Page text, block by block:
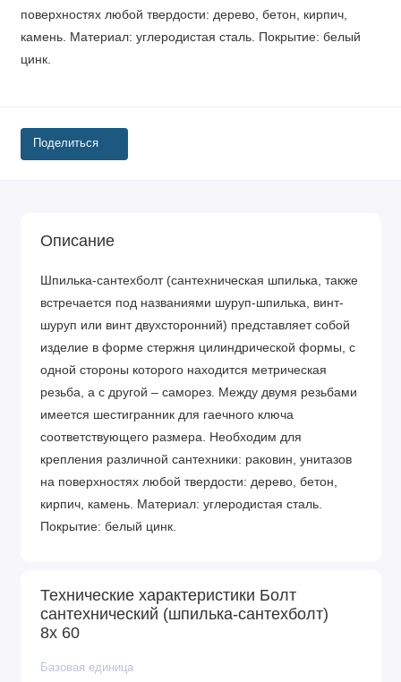
поверхностях любой твердости: дерево, бетон, кирпич,
камень. Материал: углеродистая сталь. Покрытие: белый
цинк.
Поделиться
Описание
Шпилька-сантехболт (сантехническая шпилька, также
встречается под названиями шуруп-шпилька, винт-
шуруп или винт двухсторонний) представляет собой
изделие в форме стержня цилиндрической формы, с
одной стороны которого находится метрическая
резьба, а с другой – саморез. Между двумя резьбами
имеется шестигранник для гаечного ключа
соответствующего размера. Необходим для
крепления различной сантехники: раковин, унитазов
на поверхностях любой твердости: дерево, бетон,
кирпич, камень. Материал: углеродистая сталь.
Покрытие: белый цинк.
Технические характеристики Болт
сантехнический (шпилька-сантехболт)
8х 60
Базовая единица